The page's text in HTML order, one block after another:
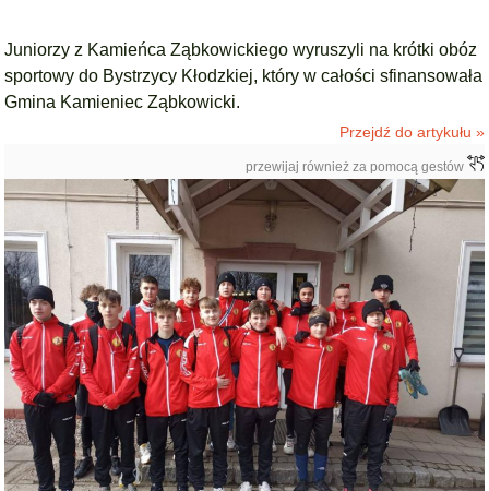
Juniorzy z Kamieńca Ząbkowickiego wyruszyli na krótki obóz
sportowy do Bystrzycy Kłodzkiej, który w całości sfinansowała
Gmina Kamieniec Ząbkowicki.
Przejdź do artykułu »
przewijaj również za pomocą gestów